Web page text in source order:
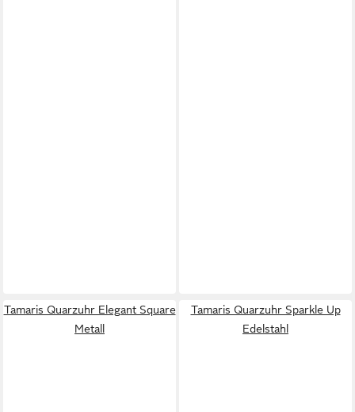
Tamaris Quarzuhr Elegant Square
Metall
Tamaris Quarzuhr Sparkle Up
Edelstahl